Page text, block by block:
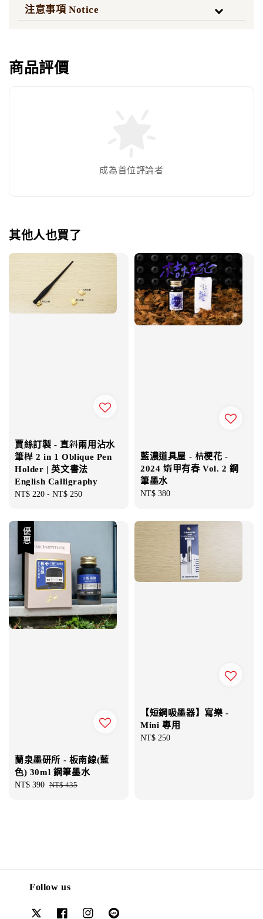
注意事項 Notice
商品評價
成為首位評論者
其他人也買了
賈絲訂製 - 直斜兩用沾水
筆桿 2 in 1 Oblique Pen
Holder | 英文書法
English Calligraphy
Regular
NT$ 220 - NT$ 250
藍濃道具屋 - 桔梗花 -
2024 媠甲有春 Vol. 2 鋼
筆墨水
Regular
NT$ 380
優惠
蘭泉墨研所 - 板南線(藍
色) 30ml 鋼筆墨水
Sale
NT$ 390 Regular
NT$ 435
【短鋼吸墨器】寫樂 -
Mini 專用
Regular
NT$ 250
Follow us